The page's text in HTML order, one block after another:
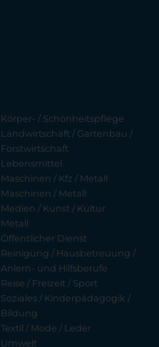
Körper- / Schönheitspflege
Landwirtschaft / Gartenbau /
Forstwirtschaft
Lebensmittel
Maschinen / Kfz / Metall
Maschinen / Metall
Medien / Kunst / Kultur
Metall
Öffentlicher Dienst
Reinigung / Hausbetreuung /
Anlern- und Hilfsberufe
Reise / Freizeit / Sport
Soziales / Kinderpädagogik /
Bildung
Textil / Mode / Leder
Umwelt